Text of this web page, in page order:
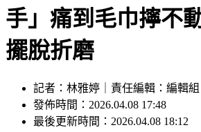
手」痛到毛巾擰不
擺脫折磨
記者：林雅婷｜責任編輯：編輯組
發佈時間：2026.04.08 17:48
最後更新時間：2026.04.08 18:12